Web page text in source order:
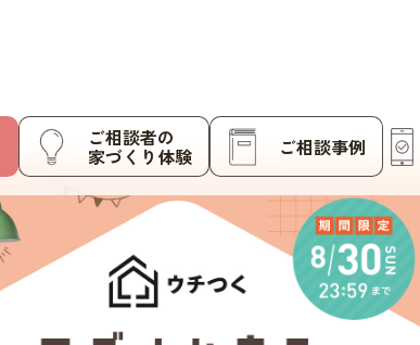
ご相談者の
家づくり体験 ご相談事例